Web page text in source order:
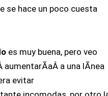
se hace un poco cuesta
es muy buena, pero veo
a una lÃ­nea
evitar